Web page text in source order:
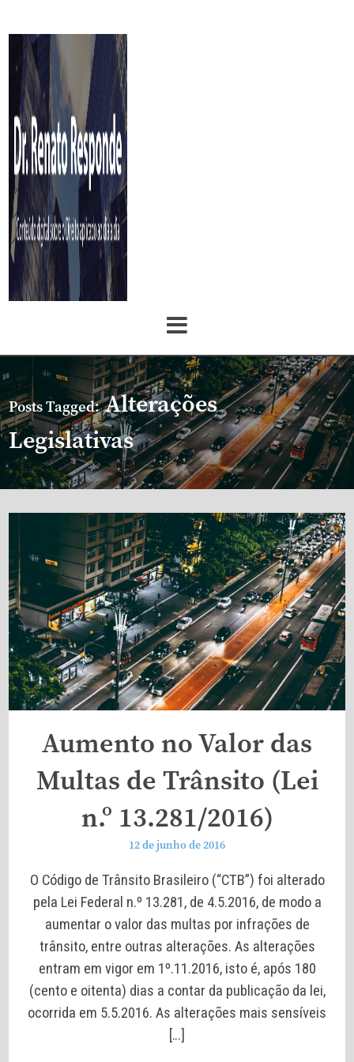
Posts Tagged:Alterações
Legislativas
Aumento no Valor das
Multas de Trânsito (Lei
n.º 13.281/2016)
12 de junho de 2016
O Código de Trânsito Brasileiro (“CTB”) foi alterado
pela Lei Federal n.º 13.281, de 4.5.2016, de modo a
aumentar o valor das multas por infrações de
trânsito, entre outras alterações. As alterações
entram em vigor em 1º.11.2016, isto é, após 180
(cento e oitenta) dias a contar da publicação da lei,
ocorrida em 5.5.2016. As alterações mais sensíveis
[…]